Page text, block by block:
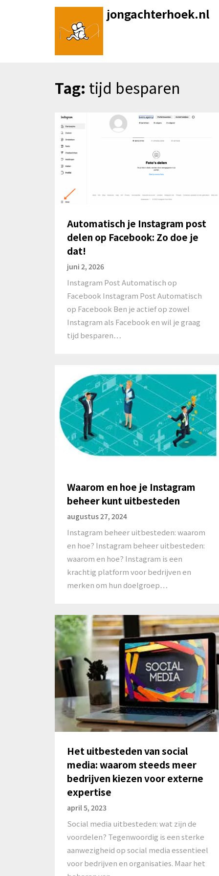
jongachterhoek.nl
Tag: tijd besparen
Automatisch je Instagram post
delen op Facebook: Zo doe je
dat!
juni 2, 2026
Instagram Post Automatisch op
Facebook Instagram Post Automatisch
op Facebook Ben je actief op zowel
Instagram als Facebook en wil je graag
tijd besparen…
Waarom en hoe je Instagram
beheer kunt uitbesteden
augustus 27, 2024
Instagram beheer uitbesteden: waarom
en hoe? Instagram beheer uitbesteden:
waarom en hoe? Instagram is een
krachtig platform voor bedrijven en
merken om hun doelgroep…
Het uitbesteden van social
media: waarom steeds meer
bedrijven kiezen voor externe
expertise
april 5, 2023
Social media uitbesteden: wat zijn de
voordelen? Tegenwoordig is een sterke
aanwezigheid op social media essentieel
voor bedrijven en organisaties. Maar het